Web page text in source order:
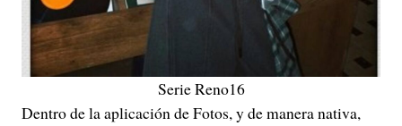
Serie Reno16
Dentro de la aplicación de Fotos, y de manera nativa,